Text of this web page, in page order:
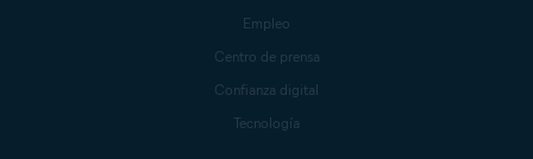
Empleo
Centro de prensa
Confianza digital
Tecnología